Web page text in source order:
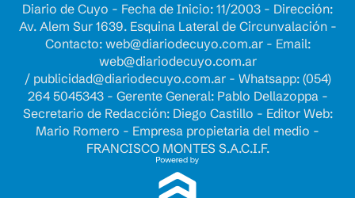
Diario de Cuyo - Fecha de Inicio: 11/2003 - Dirección:
Av. Alem Sur 1639. Esquina Lateral de Circunvalación -
Contacto: web@diariodecuyo.com.ar- Email:
web@diariodecuyo.com.ar
/ publicidad@diariodecuyo.com.ar- Whatsapp: (054)
264 5045343 - Gerente General: Pablo Dellazoppa -
Secretario de Redacción: Diego Castillo - Editor Web:
Mario Romero - Empresa propietaria del medio -
FRANCISCO MONTES S.A.C.I.F.